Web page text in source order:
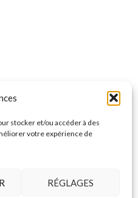
stocker et/ou accéder à des
votre expérience de
RÉGLAGES